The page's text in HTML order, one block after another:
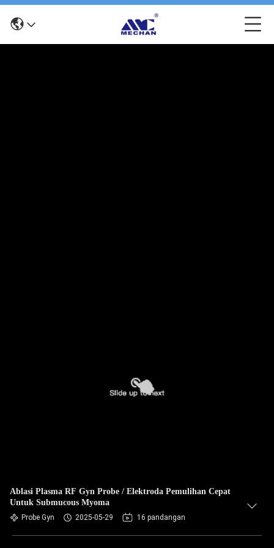
Ablasi Plasma RF Gyn Probe / Elektroda Pemulihan Cepat
Untuk Submucous Myoma
Probe Gyn 2025-05-29 16 pandangan